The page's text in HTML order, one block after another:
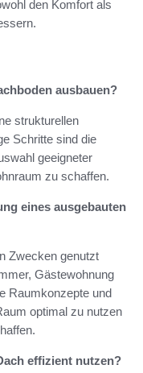
den Komfort als
ausbauen?
strukturellen
Schritte sind die
geeigneter
zu schaffen.
eines ausgebauten
Zwecken genutzt
Gästewohnung
Raumkonzepte und
optimal zu nutzen
effizient nutzen?